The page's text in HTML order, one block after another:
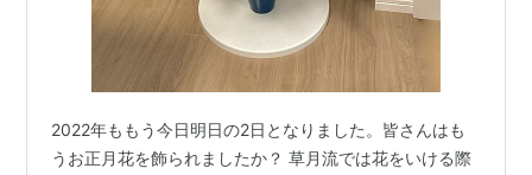
2022年ももう今日明日の2日となりました。皆さんはも
うお正月花を飾られましたか？ 草月流では花をいける際